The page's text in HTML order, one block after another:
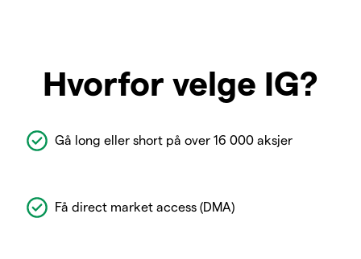
Hvorfor velge IG?
Gå long eller short på over 16 000 aksjer
Få direct market access (DMA)